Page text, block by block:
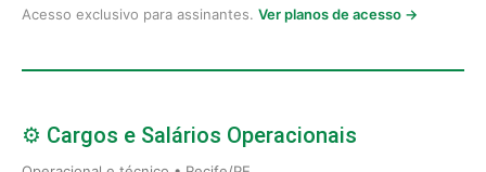
Acesso exclusivo para assinantes. Ver planos de acesso →
⚙️ Cargos e Salários Operacionais